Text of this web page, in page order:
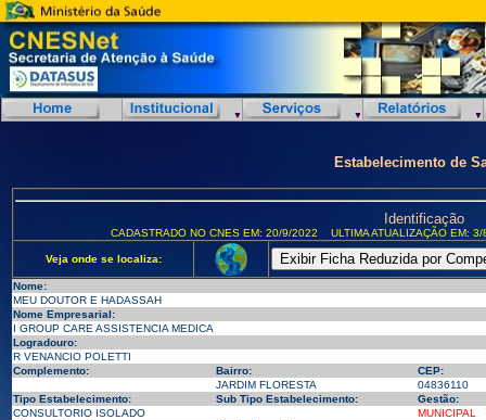
Estabelecimento de
Identificação
CADASTRADO NO CNES EM: 20/9/2022 ULTIMA ATUALIZAÇÃO EM:
Veja onde se localiza:
Nome:
MEU DOUTOR E HADASSAH
Nome Empresarial:
I GROUP CARE ASSISTENCIA MEDICA
Logradouro:
R VENANCIO POLETTI
Complemento:
Bairro:
CEP:
JARDIM FLORESTA
04836110
Tipo Estabelecimento:
Sub Tipo Estabelecimento:
Gestão:
CONSULTORIO ISOLADO
MUNICIPAL